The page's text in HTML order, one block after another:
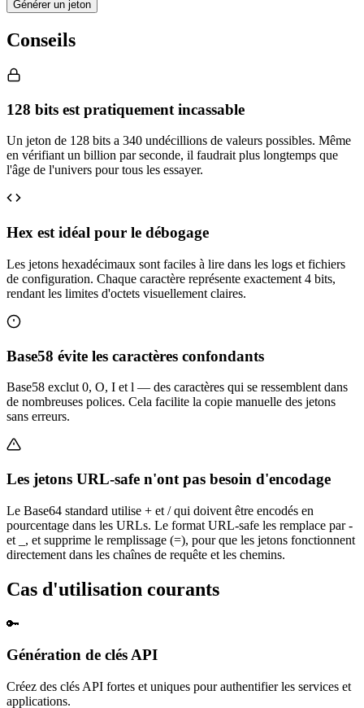
Générer un jeton
Conseils
128 bits est pratiquement incassable
Un jeton de 128 bits a 340 undécillions de valeurs possibles. Même
en vérifiant un billion par seconde, il faudrait plus longtemps que
l'âge de l'univers pour tous les essayer.
Hex est idéal pour le débogage
Les jetons hexadécimaux sont faciles à lire dans les logs et fichiers
de configuration. Chaque caractère représente exactement 4 bits,
rendant les limites d'octets visuellement claires.
Base58 évite les caractères confondants
Base58 exclut 0, O, I et l — des caractères qui se ressemblent dans
de nombreuses polices. Cela facilite la copie manuelle des jetons
sans erreurs.
Les jetons URL-safe n'ont pas besoin d'encodage
Le Base64 standard utilise + et / qui doivent être encodés en
pourcentage dans les URLs. Le format URL-safe les remplace par -
et _, et supprime le remplissage (=), pour que les jetons fonctionnent
directement dans les chaînes de requête et les chemins.
Cas d'utilisation courants
🔑
Génération de clés API
Créez des clés API fortes et uniques pour authentifier les services et
applications.